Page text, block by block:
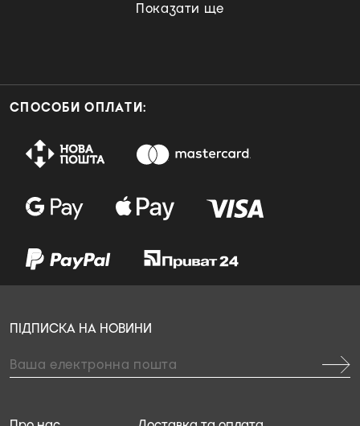
Показати ще
СПОСОБИ ОПЛАТИ:
ПІДПИСКА НА НОВИНИ